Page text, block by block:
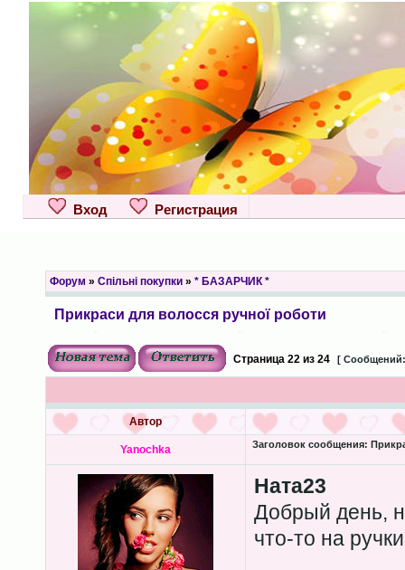
Вход Регистрация
Форум » Спільні покупки» * БАЗАРЧИК *
Прикраси для волосся ручної роботи
Страница 22из 24 [
Автор
Yanochka Заголовок сообщения:
Ната23
Добрый день,
что-то на